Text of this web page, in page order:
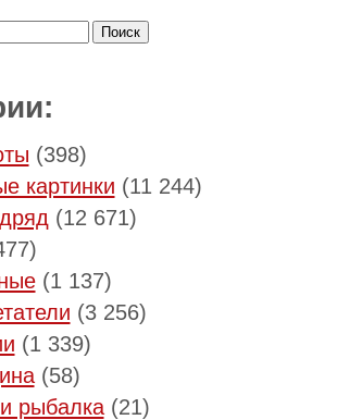
(398)
картинки (11 244)
(12 671)
(1 137)
(3 256)
(1 339)
(58)
рыбалка(21)